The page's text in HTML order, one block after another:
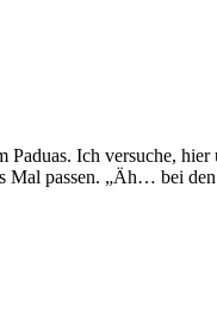
Ich versuche,
Mal passen. „Äh… bei